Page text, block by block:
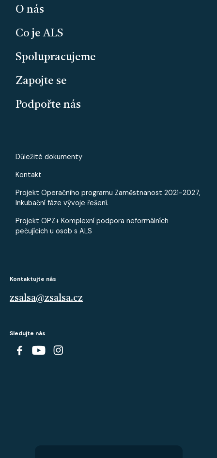
O nás
Co je ALS
Spolupracujeme
Zapojte se
Podpořte nás
PATICKA - MALE
Důležité dokumenty
Kontakt
Projekt Operačního programu Zaměstnanost 2021-2027,
Inkubační fáze vývoje řešení.
Projekt OPZ+ Komplexní podpora neformálních
pečujících u osob s ALS
Kontaktujte nás
zsalsa@zsalsa.cz
Sledujte nás